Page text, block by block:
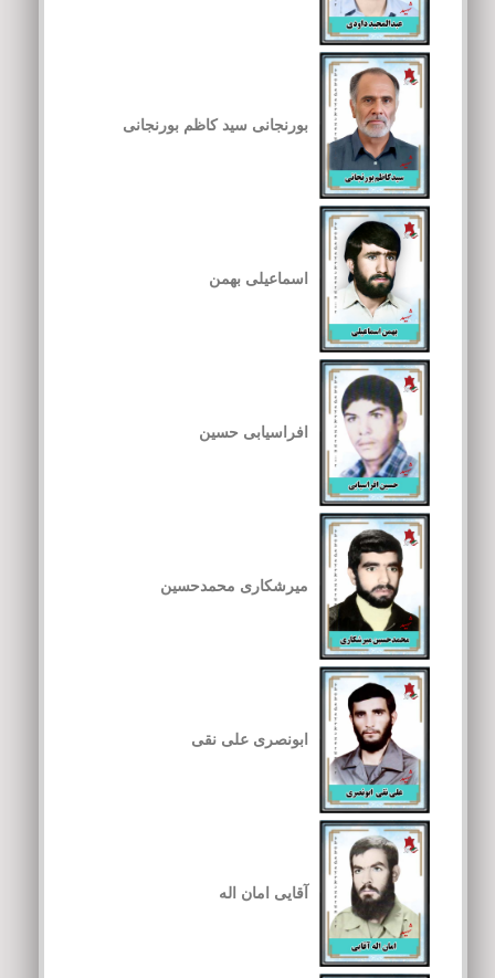
بورنجانی سید کاظم بورنجانی
اسماعیلی بهمن
افراسیابی حسین
میرشکاری محمدحسین
ابونصری علی نقی
آقایی امان اله